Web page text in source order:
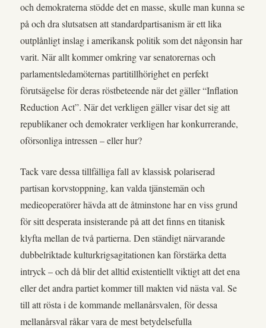
och demokraterna stödde det en masse, skulle man kunna se
på och dra slutsatsen att standardpartisanism är ett lika
outplånligt inslag i amerikansk politik som det någonsin har
varit. När allt kommer omkring var senatorernas och
parlamentsledamöternas partitillhörighet en perfekt
förutsägelse för deras röstbeteende när det gäller “Inflation
Reduction Act”. När det verkligen gäller visar det sig att
republikaner och demokrater verkligen har konkurrerande,
oförsonliga intressen – eller hur?
Tack vare dessa tillfälliga fall av klassisk polariserad
partisan korvstoppning, kan valda tjänstemän och
medieoperatörer hävda att de åtminstone har en viss grund
för sitt desperata insisterande på att det finns en titanisk
klyfta mellan de två partierna. Den ständigt närvarande
dubbelriktade kulturkrigsagitationen kan förstärka detta
intryck – och då blir det alltid existentiellt viktigt att det ena
eller det andra partiet kommer till makten vid nästa val. Se
till att rösta i de kommande mellanårsvalen, för dessa
mellanårsval råkar vara de mest betydelsefulla